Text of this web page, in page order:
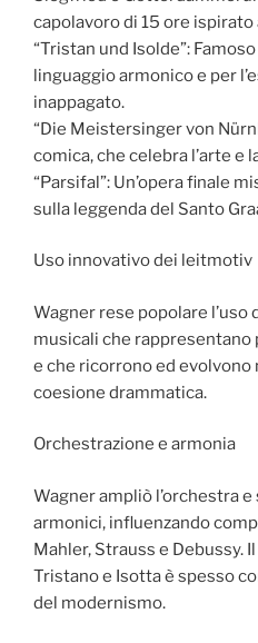
capolavoro di 15 ore
“Tristan und Isolde”:
linguaggio armonico e per
inappagato.
“Die Meistersinger von
comica, che celebra l’arte e
“Parsifal”: Un’opera finale
sulla leggenda del Santo
Uso innovativo dei leitmotiv
Wagner rese popolare
musicali che
e che ricorrono ed evolvono
coesione drammatica.
Orchestrazione e armonia
Wagner ampliò l’orchestra
armonici, influenzando
Mahler, Strauss e Debussy.
Tristano e Isotta è spesso
del modernismo.